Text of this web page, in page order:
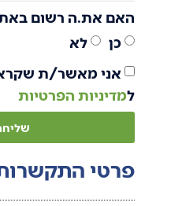
האם את.ה רשום
כן
לא
אני מאשר/ת
למדיניות הפרטיות
פרטי